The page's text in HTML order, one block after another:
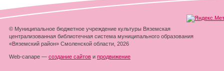
© Муниципальное бюджетное учреждение культуры Вяземская
централизованная библиотечная система муниципального образования
«Вяземский район» Смоленской области, 2026
Web-canape — создание сайтов и продвижение